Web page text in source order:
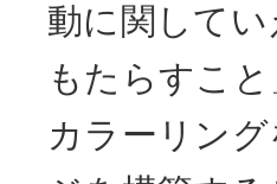
動に関して
もたらすこ
カラーリン